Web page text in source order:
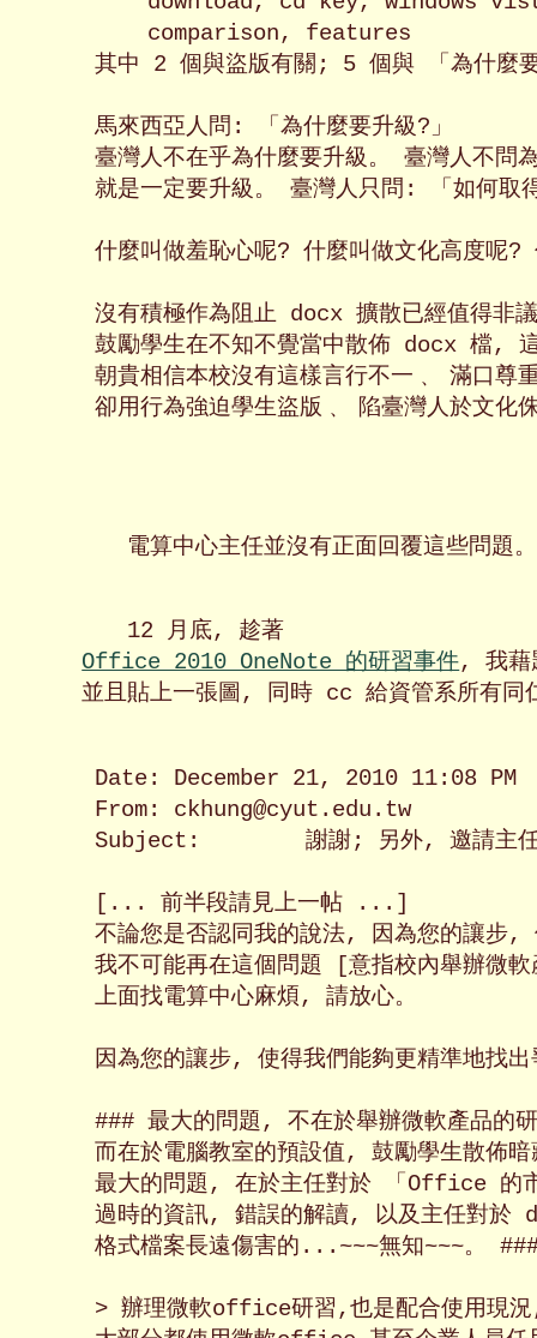
    comparison, features
其中 2 個與盜版有關; 5 個與 「為什麼
馬來西亞人問: 「為什麼要升級?」
臺灣人不在乎為什麼要升級。 臺灣人不問
就是一定要升級。 臺灣人只問: 「如何取
什麼叫做羞恥心呢? 什麼叫做文化高度呢?
沒有積極作為阻止 docx 擴散已經值得非
鼓勵學生在不知不覺當中散佈 docx 檔,
朝貴相信本校沒有這樣言行不一﹑ 滿口尊
電算中心主任並沒有正面回覆這些問題。
12 月底, 趁著
Office 2010 OneNote 的研習事件, 我藉
並且貼上一張圖, 同時 cc 給資管系所有同
Date: December 21, 2010 11:08 PM
From: ckhung@cyut.edu.tw
Subject:	謝謝; 另外, 邀請主任公開辯論學校應該採用 docx、 doc、 還是 odt 格式存檔
[... 前半段請見上一帖 ...]
不論您是否認同我的說法, 因為您的讓步,
我不可能再在這個問題 [意指校內舉辦微
上面找電算中心麻煩, 請放心。
因為您的讓步, 使得我們能夠更精準地找出
### 最大的問題, 不在於舉辦微軟產品的
而在於電腦教室的預設值, 鼓勵學生散佈
最大的問題, 在於主任對於 「Office 的
過時的資訊, 錯誤的解讀, 以及主任對於
格式檔案長遠傷害的...~~~無知~~~。
> 辦理微軟office研習,也是配合使用現況